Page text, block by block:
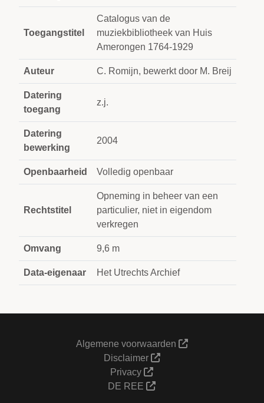
Toegangstitel
Catalogus van de
muziekbibliotheek van Huis
Amerongen 1764-1929
Auteur C. Romijn, bewerkt door M. Breij
Datering
toegang
z.j.
Datering
bewerking
2004
Openbaarheid Volledig openbaar
Rechtstitel
Opneming in beheer van een
particulier, niet in eigendom
verkregen
Omvang 9,6 m
Data-eigenaar Het Utrechts Archief
Algemene voorwaarden
Disclaimer
Privacy
DE REE